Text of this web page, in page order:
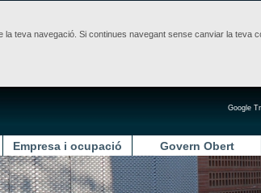
teva navegació. Si continues navegant sense canviar la teva
Google
Empresa i ocupació Govern Obert